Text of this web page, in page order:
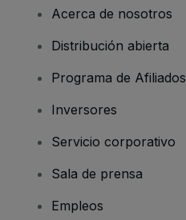
Acerca de nosotros
Distribución abierta
Programa de Afiliados
Inversores
Servicio corporativo
Sala de prensa
Empleos